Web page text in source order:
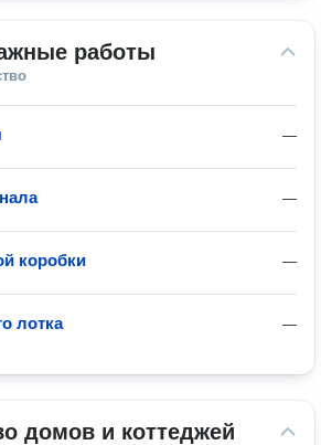
работы
—
—
—
коробки
—
лотка
домов и коттеджей